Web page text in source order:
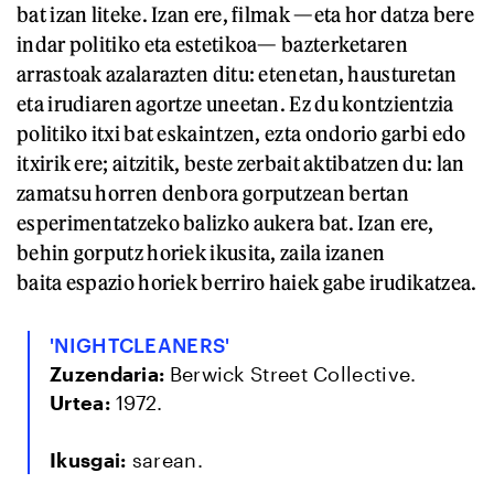
bat izan liteke. Izan ere, filmak —eta hor datza bere
indar politiko eta estetikoa— bazterketaren
arrastoak azalarazten ditu: etenetan, hausturetan
eta irudiaren agortze uneetan. Ez du kontzientzia
politiko itxi bat eskaintzen, ezta ondorio garbi edo
itxirik ere; aitzitik, beste zerbait aktibatzen du: lan
zamatsu horren denbora gorputzean bertan
esperimentatzeko balizko aukera bat. Izan ere,
behin gorputz horiek ikusita, zaila izanen
baita espazio horiek berriro haiek gabe irudikatzea.
'NIGHTCLEANERS'
Zuzendaria: Berwick Street Collective.
Urtea:1972.
Ikusgai: sarean.